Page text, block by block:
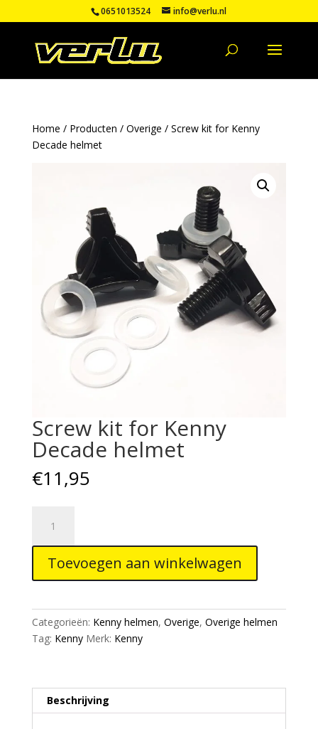
0651013524 info@verlu.nl
Home / Producten / Overige / Screw kit for Kenny
Decade helmet
Screw kit for Kenny
Decade helmet
€11,95
for
Kenny
Decade
aantal
Toevoegen aan winkelwagen
Categorieën: Kenny helmen, Overige, Overige helmen
Tag: Kenny Merk: Kenny
Beschrijving